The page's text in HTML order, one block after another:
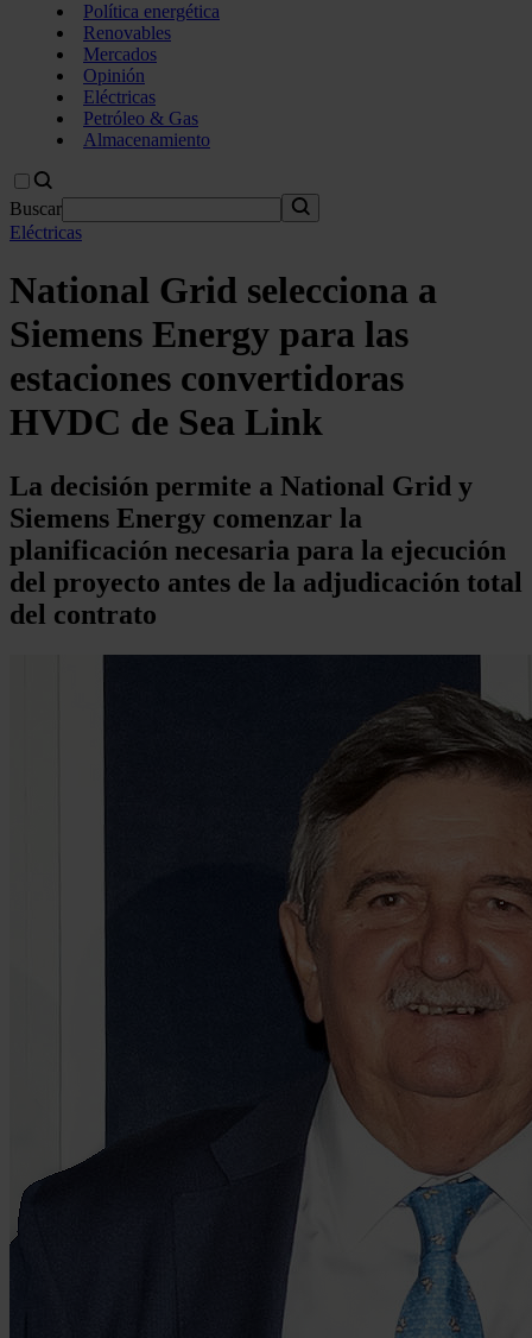
Política energética
Renovables
Mercados
Opinión
Eléctricas
Petróleo & Gas
Almacenamiento
Buscar
Eléctricas
National Grid selecciona a
Siemens Energy para las
estaciones convertidoras
HVDC de Sea Link
La decisión permite a National Grid y
Siemens Energy comenzar la
planificación necesaria para la ejecución
del proyecto antes de la adjudicación total
del contrato